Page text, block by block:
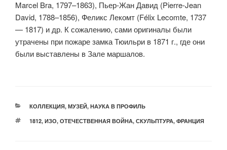
Marcel Bra, 1797–1863), Пьер-Жан Давид (Pierre-Jean
David, 1788–1856), Феликс Лекомт (Félix Lecomte, 1737
— 1817) и др. К сожалению, сами оригиналы были
утрачены при пожаре замка Тюильри в 1871 г., где они
были выставлены в Зале маршалов.
РУБРИКИ
КОЛЛЕКЦИЯ, МУЗЕЙ, НАУКА В ПРОФИЛЬ
МЕТКИ
1812, ИЗО, ОТЕЧЕСТВЕННАЯ ВОЙНА, СКУЛЬПТУРА, ФРАНЦИЯ